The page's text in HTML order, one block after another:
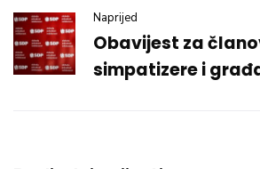
Naprijed
Obavijest za
simpatizere i